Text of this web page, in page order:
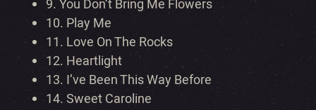
9.You Don’t Bring Me Flowers
10. Play Me
11. Love On The Rocks
12. Heartlight
13. I’ve Been This Way Before
14. Sweet Caroline